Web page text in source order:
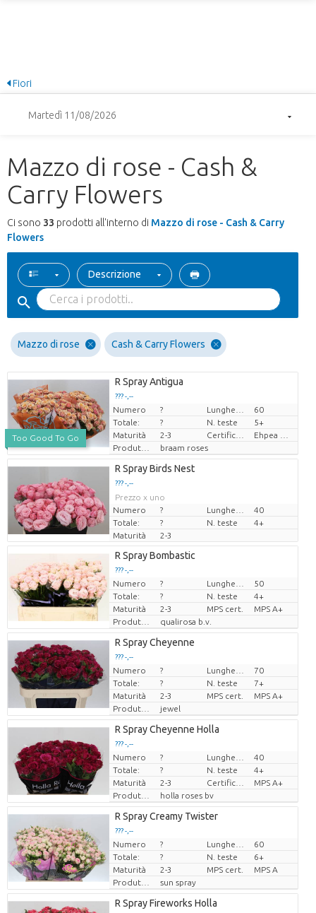
Fiori
Martedì 11/08/2026
Mazzo di rose - Cash &
Carry Flowers
Ci sono 33 prodotti all'interno di Mazzo di rose - Cash & Carry
Flowers
Descrizione
Mazzo di rose Cash & Carry Flowers
Too Good To Go
R Spray Antigua
??? -,--
Prezzo x uno
Numero ?
60
Totale:
? N. teste
5+
Maturità
2-3
Produttore
braam roses
R Spray Birds Nest
??? -,--
Prezzo x uno
Numero
?
40
Totale:
? N. teste
4+
Maturità
2-3
R Spray Bombastic
??? -,--
Prezzo x uno
Numero ?
50
Totale:
? N. teste
4+
Maturità
2-3 MPS cert.
MPS A+
Produttore
qualirosa b.v.
R Spray Cheyenne
??? -,--
Prezzo x uno
Numero ?
70
Totale:
? N. teste
7+
Maturità
2-3 MPS cert.
MPS A+
Produttore
jewel
R Spray Cheyenne Holla
??? -,--
Prezzo x uno
Numero ?
40
Totale:
? N. teste
4+
Maturità
2-3
MPS A+
Produttore
holla roses bv
R Spray Creamy Twister
??? -,--
Prezzo x uno
Numero ?
60
Totale:
? N. teste
6+
Maturità
2-3 MPS cert.
MPS A
Produttore
sun spray
R Spray Fireworks Holla